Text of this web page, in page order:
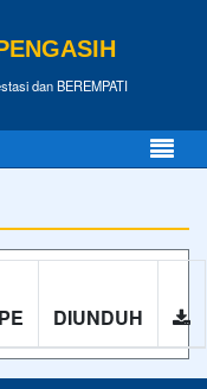
dan BEREMPATI
DIUNDUH